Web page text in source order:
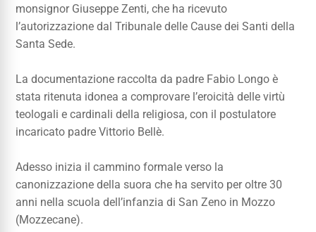
monsignor Giuseppe Zenti, che ha ricevuto
l’autorizzazione dal Tribunale delle Cause dei Santi della
Santa Sede.
La documentazione raccolta da padre Fabio Longo è
stata ritenuta idonea a comprovare l’eroicità delle virtù
teologali e cardinali della religiosa, con il postulatore
incaricato padre Vittorio Bellè.
Adesso inizia il cammino formale verso la
canonizzazione della suora che ha servito per oltre 30
anni nella scuola dell’infanzia di San Zeno in Mozzo
(Mozzecane).